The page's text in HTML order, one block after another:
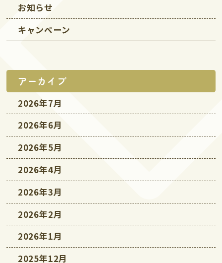
お知らせ
キャンペーン
アーカイブ
2026年7月
2026年6月
2026年5月
2026年4月
2026年3月
2026年2月
2026年1月
2025年12月